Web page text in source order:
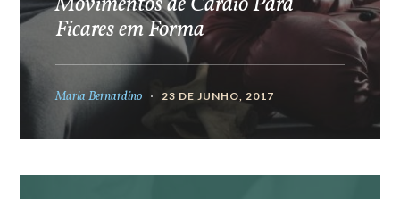
Ficares em Forma
Maria Bernardino 23 DE JUNHO, 2017